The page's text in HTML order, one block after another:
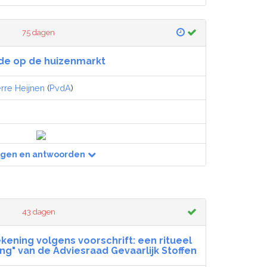
75 dagen
op de huizenmarkt
Heijnen (PvdA)
en antwoorden
43 dagen
volgens voorschrift: een ritueel
van de Adviesraad Gevaarlijk Stoffen